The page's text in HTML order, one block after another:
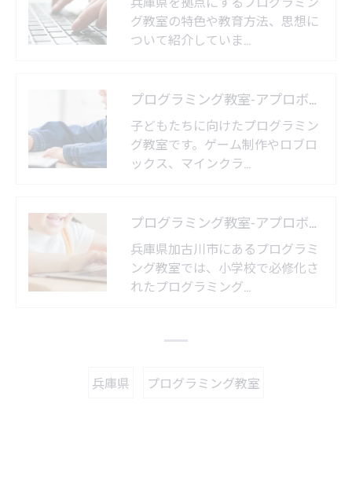
グ教室の特色や教育方法、思想に
ついて紹介していま…
プログラミング教室-アプロボスクール 神戸舞多聞校
子どもたちに向けたプログラミン
グ教室です。ゲーム制作やロブロ
ックス、マインクラ…
プログラミング教室-アプロボスクール 加古川別府校
兵庫県加古川市にあるプログラミ
ング教室では、小学校で必修化さ
れたプログラミング…
兵庫県 プログラミング教室